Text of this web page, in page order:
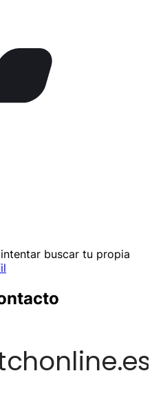
buscar tu propia